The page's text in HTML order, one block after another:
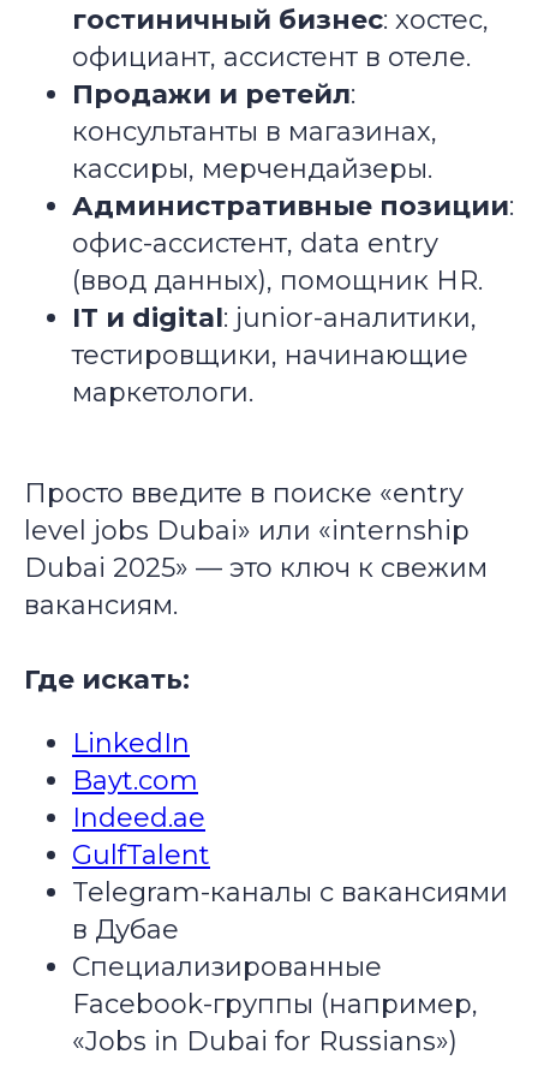
гостиничный бизнес: хостес,
официант, ассистент в отеле.
Продажи и ретейл:
консультанты в магазинах,
кассиры, мерчендайзеры.
Административные позиции:
офис-ассистент, data entry
(ввод данных), помощник HR.
IT и digital: junior-аналитики,
тестировщики, начинающие
маркетологи.
Просто введите в поиске «entry
level jobs Dubai» или «internship
Dubai 2025» — это ключ к свежим
вакансиям.
Где искать:
LinkedIn
Bayt.com
Indeed.ae
GulfTalent
Telegram-каналы с вакансиями
в Дубае
Специализированные
Facebook-группы (например,
«Jobs in Dubai for Russians»)